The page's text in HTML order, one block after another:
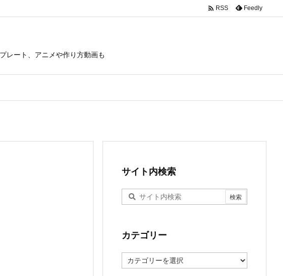
レート、アニメや作り方動画も
 RSS Feedly
サイト内検索
カテゴリー
テ